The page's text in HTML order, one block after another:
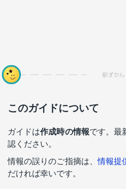
このガイドについて
ガイドは作成時の情報です。最
認ください。
情報の誤りのご指摘は、情報提
だければ幸いです。